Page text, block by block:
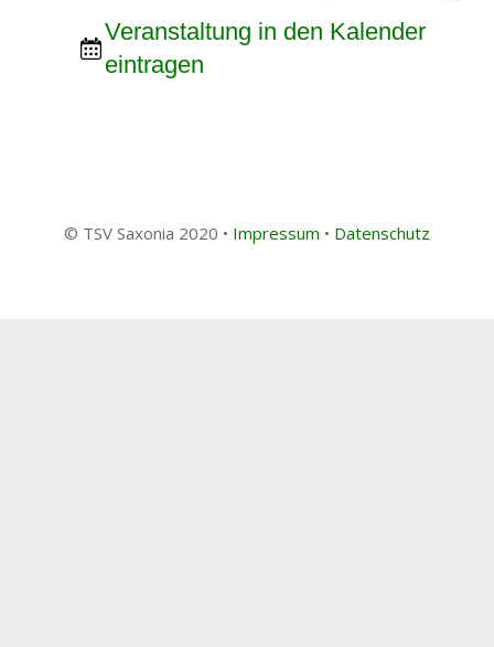
Veranstaltung in den Kalender
eintragen
© TSV Saxonia 2020 • Impressum • Datenschutz